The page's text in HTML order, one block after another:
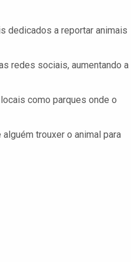
dedicados a reportar animais
redes sociais, aumentando a
como parques onde o
trouxer o animal para